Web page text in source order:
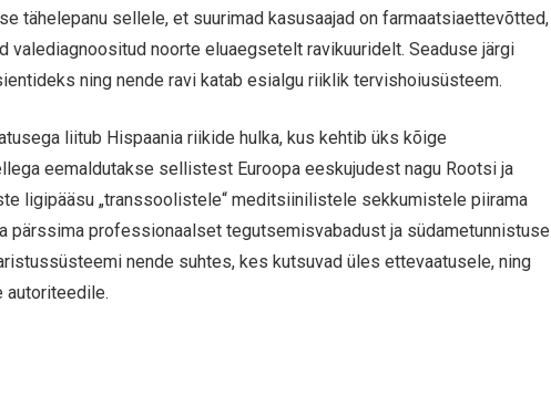
tähelepanu sellele, et suurimad kasusaajad on farmaatsiaettevõtted,
valediagnoositud noorte eluaegsetelt ravikuuridelt. Seaduse järgi
ning nende ravi katab esialgu riiklik tervishoiusüsteem.
liitub Hispaania riikide hulka, kus kehtib üks kõige
eemaldutakse sellistest Euroopa eeskujudest nagu Rootsi ja
ligipääsu „transsoolistele“ meditsiinilistele sekkumistele piirama
pärssima professionaalset tegutsemisvabadust ja südametunnistuse
nende suhtes, kes kutsuvad üles ettevaatusele, ning
autoriteedile.